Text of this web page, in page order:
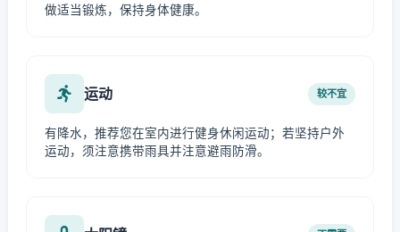
做适当锻炼，保持身体健康。
运动 较不宜
有降水，推荐您在室内进行健身休闲运动；若坚持户外
运动，须注意携带雨具并注意避雨防滑。